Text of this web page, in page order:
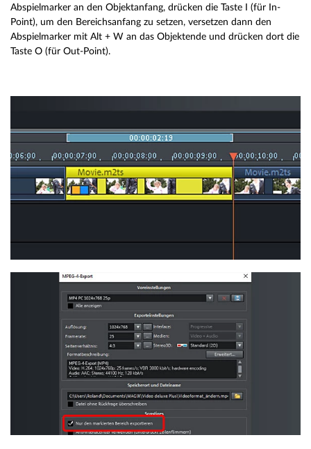
Abspielmarker an den Objektanfang, drücken die Taste I (für In-
Point), um den Bereichsanfang zu setzen, versetzen dann den
Abspielmarker mit Alt + W an das Objektende und drücken dort die
Taste O (für Out-Point).